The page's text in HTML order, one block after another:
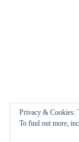
Privacy & Cookies:
To find out more,